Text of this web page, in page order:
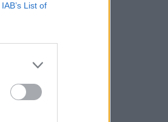
IAB’s List of